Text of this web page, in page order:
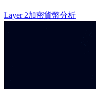
Layer 2加密貨幣分析